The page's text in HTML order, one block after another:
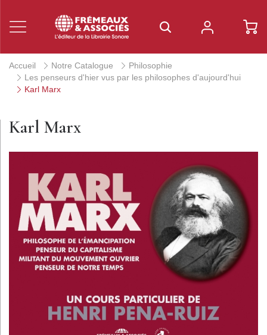
Accueil Notre Catalogue
Philosophie
Les penseurs d'hier vus par les philosophes d'aujourd'hui
Karl Marx
Karl Marx